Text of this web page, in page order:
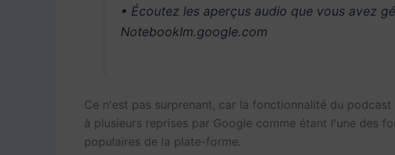
• Écoutez les aperçus audio que vous avez
Notebooklm.google.com
Ce n'est pas surprenant, car la fonctionnalité du podcast
à plusieurs reprises par Google comme étant l'une des
populaires de la plate-forme.